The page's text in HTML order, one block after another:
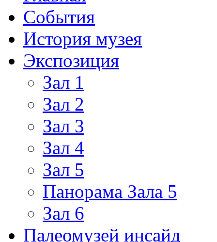
События
История музея
Экспозиция
Зал 1
Зал 2
Зал 3
Зал 4
Зал 5
Панорама Зала 5
Зал 6
Палеомузей инсайд